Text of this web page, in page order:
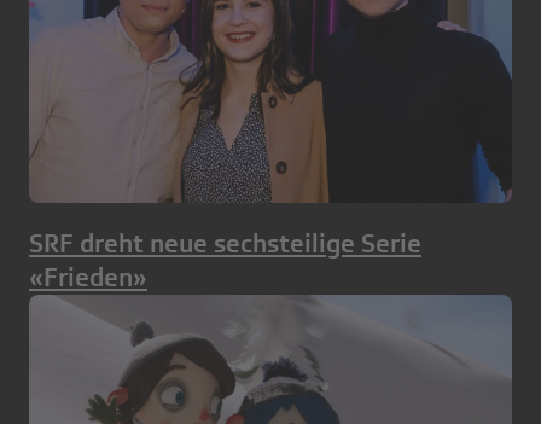
SRF dreht neue sechsteilige Serie
«Frieden»